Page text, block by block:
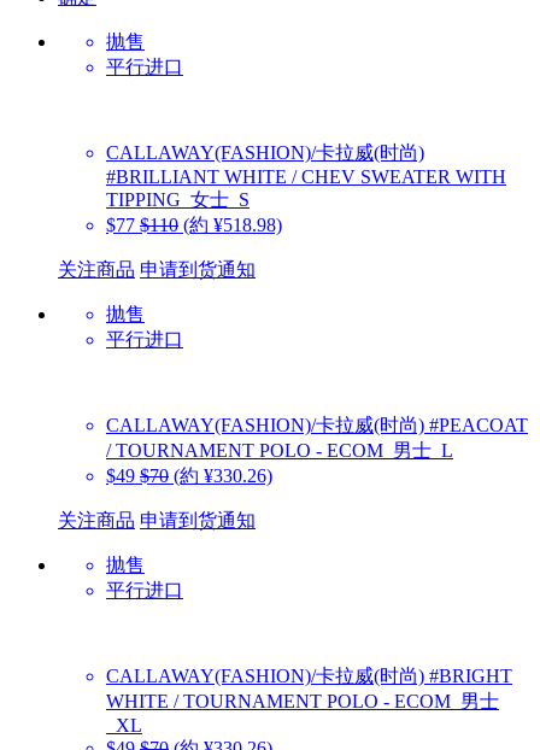
抛售
平行进口
CALLAWAY(FASHION)/卡拉威(时尚)
#BRILLIANT WHITE / CHEV SWEATER WITH
TIPPING_女士_S
$77 $110 (約 ¥518.98)
关注商品 申请到货通知
抛售
平行进口
CALLAWAY(FASHION)/卡拉威(时尚) #PEACOAT
/ TOURNAMENT POLO - ECOM_男士_L
$49 $70 (約 ¥330.26)
关注商品 申请到货通知
抛售
平行进口
CALLAWAY(FASHION)/卡拉威(时尚) #BRIGHT
WHITE / TOURNAMENT POLO - ECOM_男士
_XL